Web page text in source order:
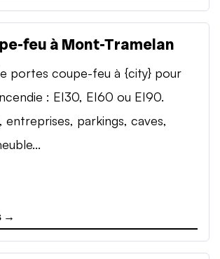
feu à Mont-Tramelan
portes coupe-feu à {city} pour
: EI30, EI60 ou EI90.
parkings, caves,
→